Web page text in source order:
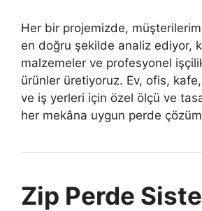
Her bir projemizde,
en doğru şekilde analiz ediyor,
malzemeler ve profesyonel
ürünler üretiyoruz. Ev, ofis,
ve iş yerleri için özel ölçü ve
her mekâna uygun perde
Zip Perde